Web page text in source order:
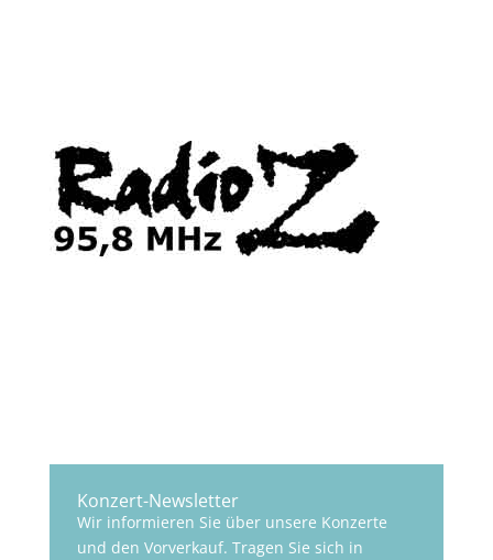
Konzert-Newsletter
Wir informieren Sie über unsere Konzerte
und den Vorverkauf. Tragen Sie sich in